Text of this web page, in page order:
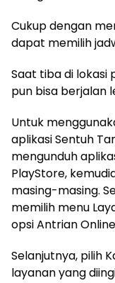
Cukupdengan
dapat memilih
Saat tibadi lokasi
pun bisa berjalan
Untuk
aplikasiSentuh
mengunduh
PlayStore,
masing-masing.
memilih menu
opsiAntrian
Selanjutnya, pilih
layananyang